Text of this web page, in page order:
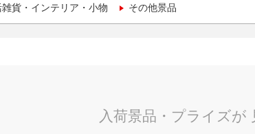
貨・インテリア・小物 その他景品